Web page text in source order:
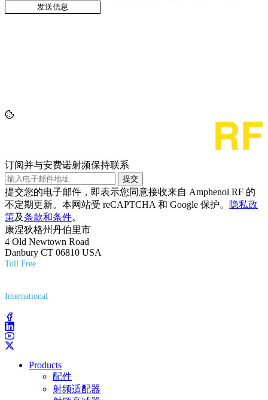
订阅并与安费诺射频保持联系
提交
提交您的电子邮件，即表示您同意接收来自 Amphenol RF 的
不定期更新。本网站受 reCAPTCHA 和 Google 保护。
隐私政
策及条款和条件。
康涅狄格州丹伯里市
4 Old Newtown Road
Danbury CT 06810 USA
Toll Free
International
Products
配件
射频适配器